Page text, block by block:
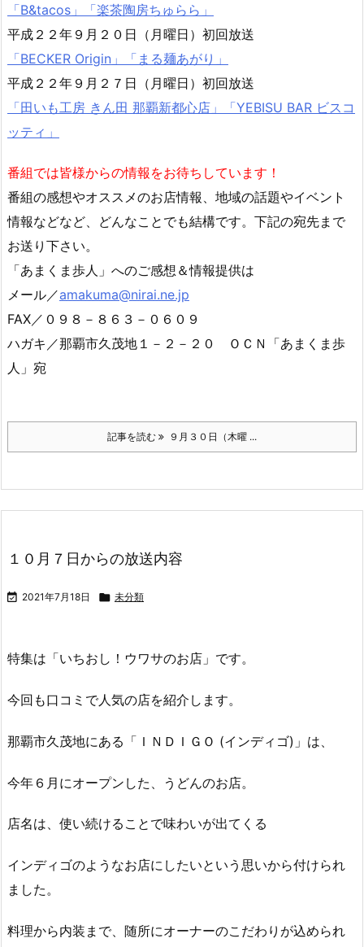
「B&tacos」「楽茶陶房ちゅらら」
平成２２年９月２０日（月曜日）初回放送
「BECKER Origin」「まる麺あがり」
平成２２年９月２７日（月曜日）初回放送
「田いも工房 きん田 那覇新都心店」「YEBISU BAR ビスコ
ッティ」
番組では皆様からの情報をお待ちしています！
番組の感想やオススメのお店情報、地域の話題やイベント
情報などなど、どんなことでも結構です。下記の宛先まで
お送り下さい。
「あまくま歩人」へのご感想＆情報提供は
メール／amakuma@nirai.ne.jp
FAX／０９８－８６３－０６０９
ハガキ／那覇市久茂地１－２－２０ ＯＣＮ「あまくま歩
人」宛
記事を読む ９月３０日（木曜 ...
１０月７日からの放送内容
 2021年7月18日  未分類
特集は「いちおし！ウワサのお店」です。
今回も口コミで人気の店を紹介します。
那覇市久茂地にある「ＩＮＤＩＧＯ (インディゴ)」は、
今年６月にオープンした、うどんのお店。
店名は、使い続けることで味わいが出てくる
インディゴのようなお店にしたいという思いから付けられ
ました。
料理から内装まで、随所にオーナーのこだわりが込められ